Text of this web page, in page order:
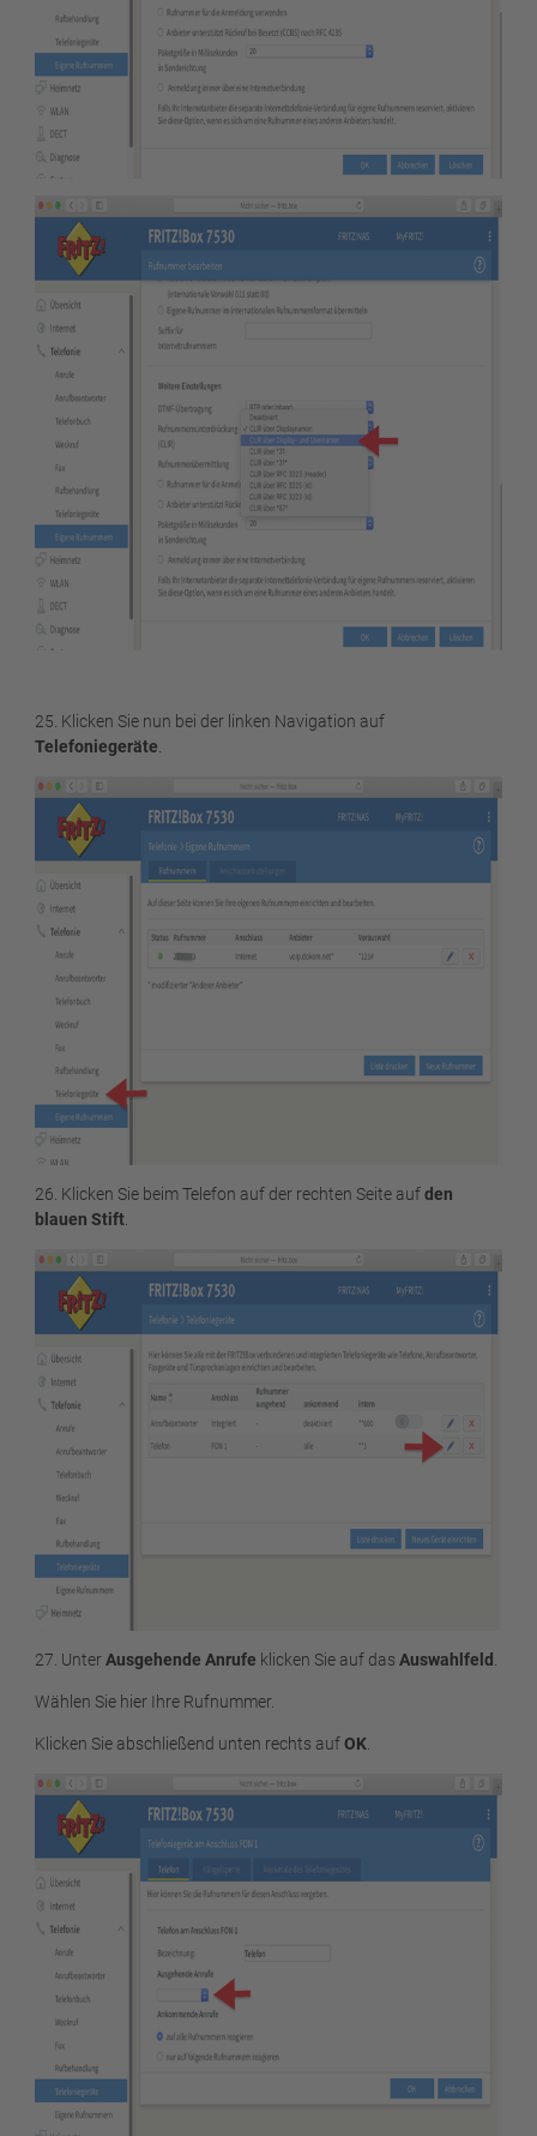
25. Klicken Sie nun bei der linken Navigation auf
Telefoniegeräte
26. Klicken Sie beim Telefon auf der rechten Seite aufden
blauen Stift
27. UnterAusgehende Anrufe klicken Sie auf das Auswahlfeld
Wählen Sie hier Ihre Rufnummer.
Klicken Sie abschließend unten rechts aufOK